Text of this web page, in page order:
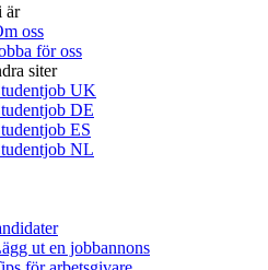
är
oss
för oss
siter
UK
DE
ES
NL
ut en jobbannons